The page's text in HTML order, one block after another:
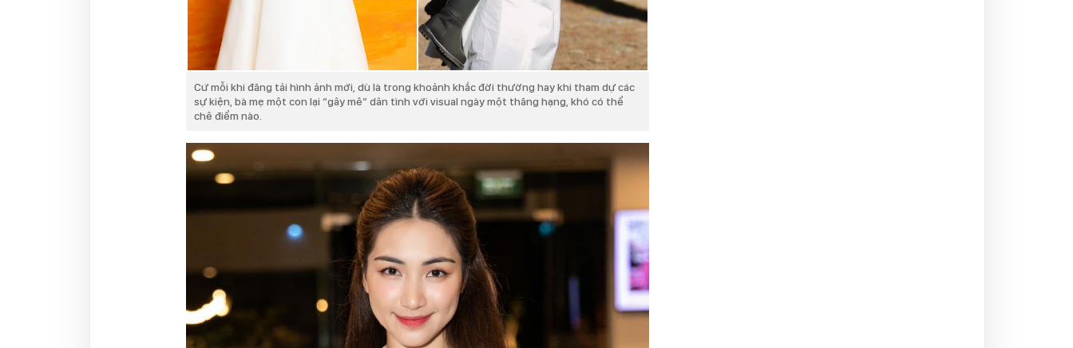
Cứ mỗi khi đăng tải hình ảnh mới, dù là trong khoảnh khắc đời thường hay khi tham dự các
sự kiện, bà mẹ một con lại “gây mê” dân tình với visual ngày một thăng hạng, khó có thể
chê điểm nào.